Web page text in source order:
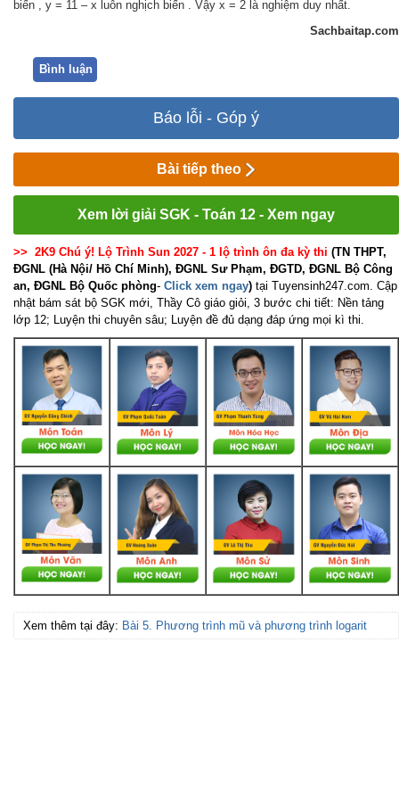
biến , y = 11 – x luôn nghịch biến . Vậy x = 2 là nghiệm duy nhất.
Sachbaitap.com
Bình luận
Báo lỗi - Góp ý
Bài tiếp theo
Xem lời giải SGK - Toán 12 - Xem ngay
>> 2K9 Chú ý! Lộ Trình Sun 2027 - 1 lộ trình ôn đa kỳ thi (TN THPT,
ĐGNL (Hà Nội/ Hồ Chí Minh), ĐGNL Sư Phạm, ĐGTD, ĐGNL Bộ Công
an, ĐGNL Bộ Quốc phòng- Click xem ngay) tại Tuyensinh247.com. Cập
nhật bám sát bộ SGK mới, Thầy Cô giáo giỏi, 3 bước chi tiết: Nền tảng
lớp 12; Luyện thi chuyên sâu; Luyện đề đủ dạng đáp ứng mọi kì thi.
Xem thêm tại đây: Bài 5. Phương trình mũ và phương trình logarit